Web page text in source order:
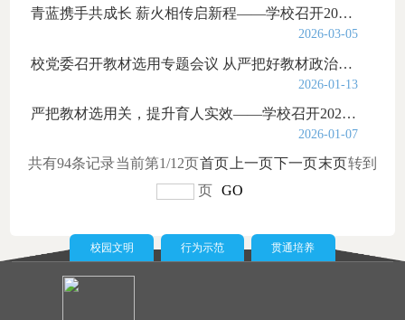
青蓝携手共成长 薪火相传启新程——学校召开2025年新进教师带教工作中期交流会
2026-03-05
校党委召开教材选用专题会议 从严把好教材政治关、质量关
2026-01-13
严把教材选用关，提升育人实效——学校召开2025—2026学年第二学期教材工作会议
2026-01-07
共有94条记录当前第1/12页首页 上一页下一页末页转到
页
GO
校园文明 行为示范 贯通培养